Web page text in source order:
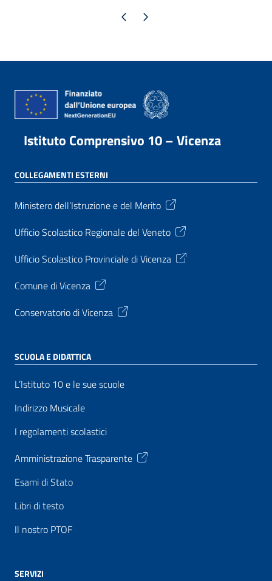
Pagina precedente
Pagina successiva
Istituto Comprensivo 10 – Vicenza
COLLEGAMENTI ESTERNI
Ministero dell’Istruzione e del Merito
Ufficio Scolastico Regionale del Veneto
Ufficio Scolastico Provinciale di Vicenza
Comune di Vicenza
Conservatorio di Vicenza
SCUOLA E DIDATTICA
L’Istituto 10 e le sue scuole
Indirizzo Musicale
I regolamenti scolastici
Amministrazione Trasparente
Esami di Stato
Libri di testo
Il nostro PTOF
SERVIZI